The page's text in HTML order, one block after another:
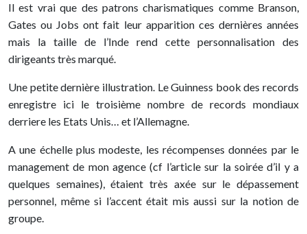
Il est vrai que des patrons charismatiques comme Branson,
Gates ou Jobs ont fait leur apparition ces dernières années
mais la taille de l’Inde rend cette personnalisation des
dirigeants très marqué.
Une petite dernière illustration. Le Guinness book des records
enregistre ici le troisième nombre de records mondiaux
derriere les Etats Unis… et l’Allemagne.
A une échelle plus modeste, les récompenses données par le
management de mon agence (cf l’article sur la soirée d’il y a
quelques semaines), étaient très axée sur le dépassement
personnel, même si l’accent était mis aussi sur la notion de
groupe.